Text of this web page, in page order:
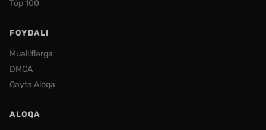
Top 100
FOYDALI
Mualliflarga
DMCA
Qayta Aloqa
ALOQA